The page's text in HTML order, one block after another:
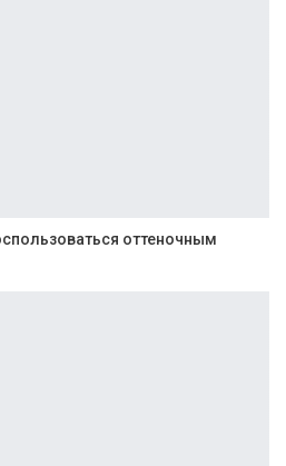
оттеночным